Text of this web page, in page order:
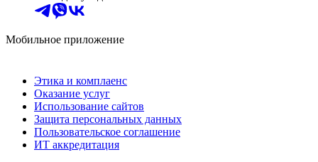
Мобильное приложение
Этика и комплаенс
Оказание услуг
Использование сайтов
Защита персональных данных
Пользовательское соглашение
ИТ аккредитация